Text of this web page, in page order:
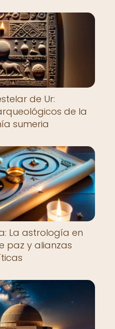
de Ur:
de la
sumeria
La astrología en
paz y alianzas